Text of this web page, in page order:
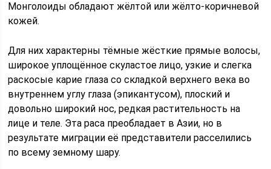
Монголоиды обладают жёлтой или жёлто-коричневой
кожей.
Для них характерны тёмные жёсткие прямые волосы,
широкое уплощённое скуластое лицо, узкие и слегка
раскосые карие глаза со складкой верхнего века во
внутреннем углу глаза (эпикан­тусом), плоский и
довольно широкий нос, редкая растительность на
лице и теле. Эта раса преобладает в Азии, но в
результате миграции её представители расселились
по всему земному шару.